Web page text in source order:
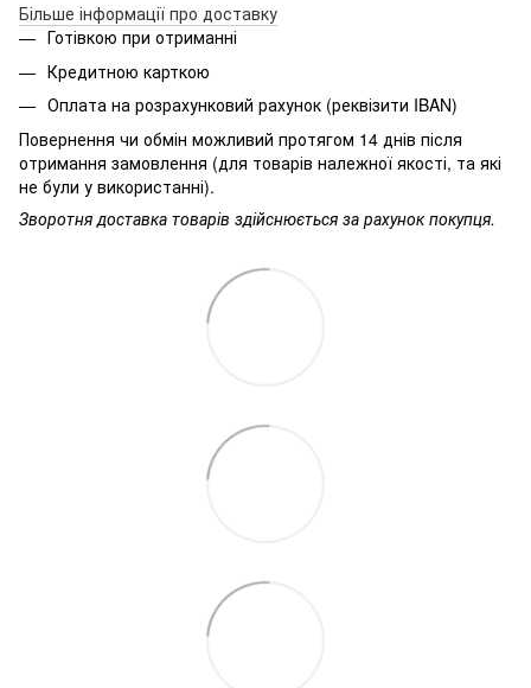
Більше інформації про доставку
Готівкою при отриманні
Кредитною карткою
Оплата на розрахунковий рахунок (реквізити IBAN)
Повернення чи обмін можливий протягом 14 днів після
отримання замовлення (для товарів належної якості, та які
не були у використанні).
Зворотня доставка товарів здійснюється за рахунок покупця.